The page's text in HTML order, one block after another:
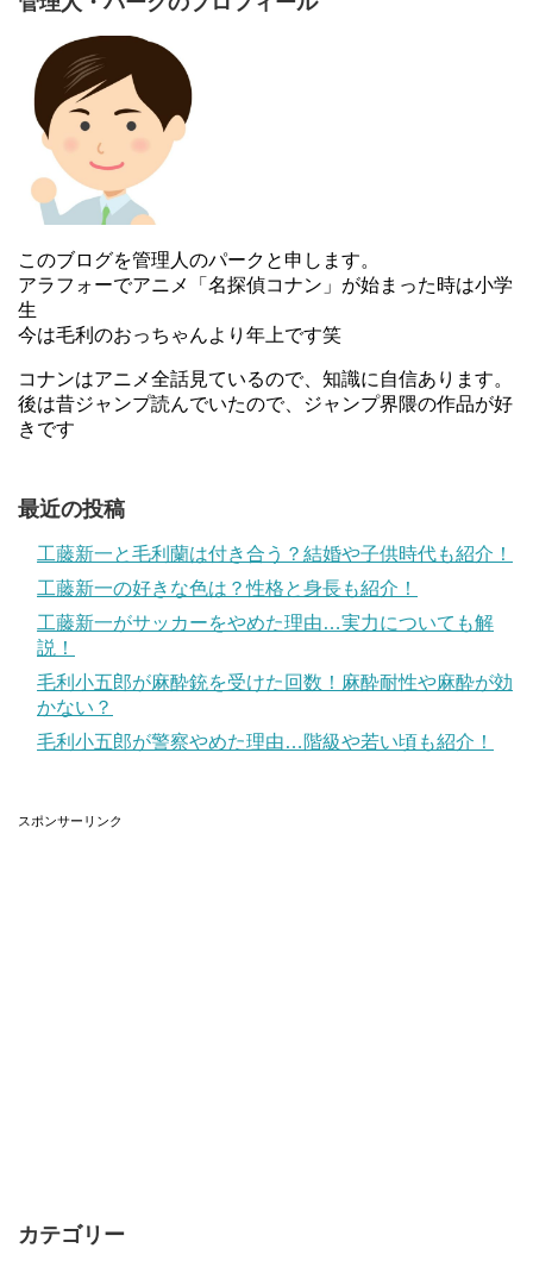
力が欲しいか？力が欲しいのなら…くれてやる！ 内なる
たのは、地上のどんな兵器をも凌駕する金属生命
「ARMS」だった！生きるため、誰かを守るため、主人
公たちは謎の巨大組織「エグリゴリ」との熾烈な戦いに
巻き込まれてゆく。しかし、彼らの前に立ちはだかる敵
もまた、哀しい宿命を背負っていた！ 世界観、クリーチ
ャーデザイン、バトルシーン…読みごたえたっぷりの大
引用元まんが王国
スプリガンなどで有名な皆川亮二先生との合作です。
２００１年にはアニメ化も果たした人気作です。
さらに『AREA D異能領域』、全１４巻の人気作です。
『ＡＲＭＳ』『牙の旅商人』の七月鏡一と『新暗行御
このブログを管理人のパークと申します。
アラフォーでアニメ「名探偵コナン」が始まった時は小学
生
今は毛利のおっちゃんより年上です笑
コナンはアニメ全話見ているので、知識に自信あります。
後は昔ジャンプ読んでいたので、ジャンプ界隈の作品が好
きです
最近の投稿
工藤新一と毛利蘭は付き合う？結婚や子供時代も紹介！
工藤新一の好きな色は？性格と身長も紹介！
工藤新一がサッカーをやめた理由…実力についても解
説！
毛利小五郎が麻酔銃を受けた回数！麻酔耐性や麻酔が効
かない？
毛利小五郎が警察やめた理由…階級や若い頃も紹介！
スポンサーリンク
カテゴリー